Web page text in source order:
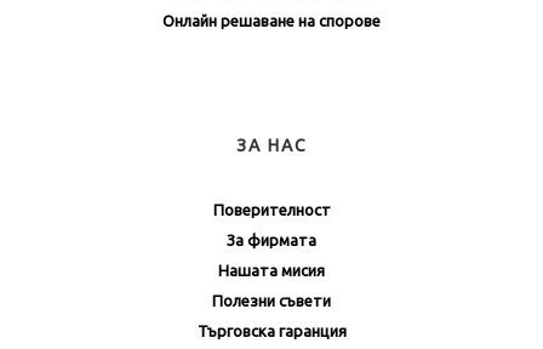
Онлайн решаване на спорове
ЗА НАС
Поверителност
За фирмата
Нашата мисия
Полезни съвети
Търговска гаранция